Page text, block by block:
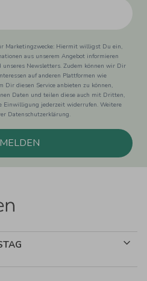
Marketingzwecke: Hiermit willigst Du ein,
aus unserem Angebot informieren
unseres Newsletters. Zudem können wir Dir
auf anderen Plattformen wie
Dir diesen Service anbieten zu können,
Daten und teilen diese auch mit Dritten,
Einwilligung jederzeit widerrufen. Weitere
Datenschutzerklärung.